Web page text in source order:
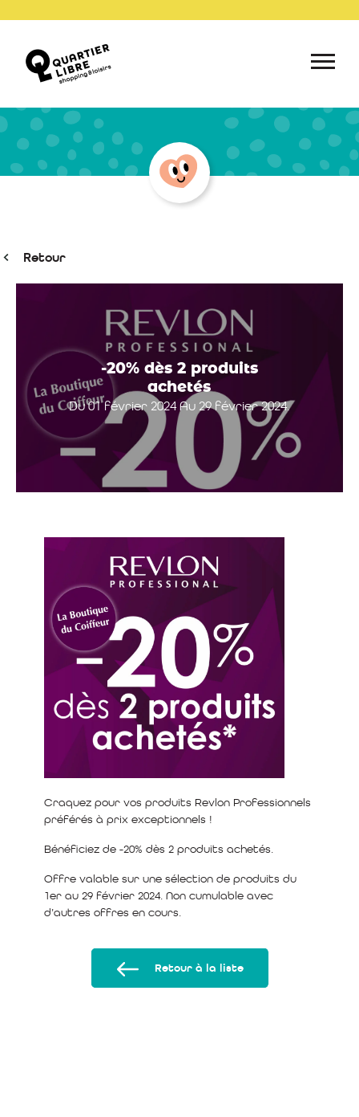
Retour
-20% dès 2 produits
achetés
Du 01 février 2024 Au 29 février 2024.
Craquez pour vos produits Revlon Professionnels
préférés à prix exceptionnels !
Bénéficiez de -20% dès 2 produits achetés.
Offre valable sur une sélection de produits du
1er au 29 février 2024. Non cumulable avec
d’autres offres en cours.
Retour à la liste